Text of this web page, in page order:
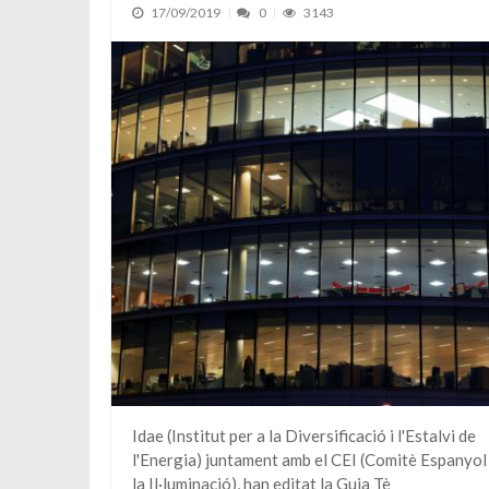
17/09/2019 0 3143
Idae (Institut per a la Diversificació i l'Estalvi de
l'Energia) juntament amb el CEI (Comitè Espanyol
la Il·luminació), han editat la Guia Tè